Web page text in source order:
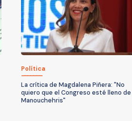
Política
La crítica de Magdalena Piñera: "No
quiero que el Congreso esté lleno de
Manouchehris"